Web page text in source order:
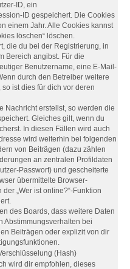
ID, ein
ID gespeichert. Die Cookies
einem Jahr. Alle Cookies kannst
löschen“ löschen.
die du bei der Registrierung, in
Bereich angibst. Für die
Benutzername, eine E-Mail-
durch den Betreiber weitere
ist dies für dich vor deren
Nachricht erstellst, so werden die
Gleiches gilt, wenn du
In diesen Fällen wird auch
wird weiterhin bei folgenden
von Beiträgen (dazu zählen
an zentralen Profildaten
Passwort) und gescheiterte
übermittelte Browser-
„Wer ist online?“-Funktion
des Boards, dass weitere Daten
Abstimmungsverhalten bei
Beiträgen oder explizit von dir
(Hash)
wird dir empfohlen, dieses